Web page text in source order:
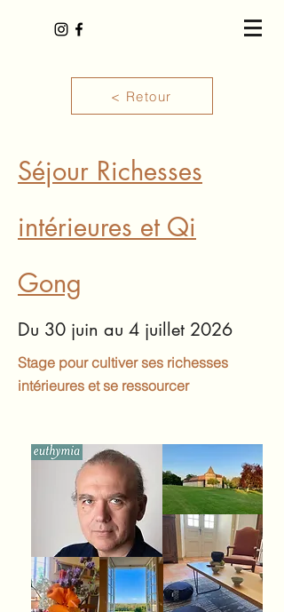
< Retour
Séjour Richesses
intérieures et Qi
Gong
Du 30 juin au 4 juillet 2026
Stage pour cultiver ses richesses
intérieures et se ressourcer